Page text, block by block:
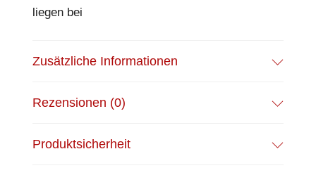
liegen bei
Zusätzliche Informationen
Rezensionen (0)
Produktsicherheit